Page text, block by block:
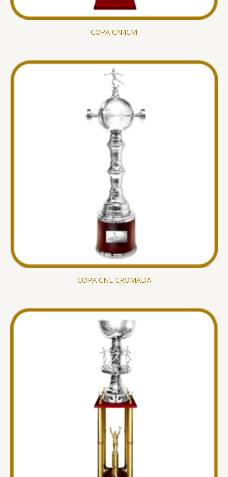
COPA CN4CM
COPA CNL CROMADA